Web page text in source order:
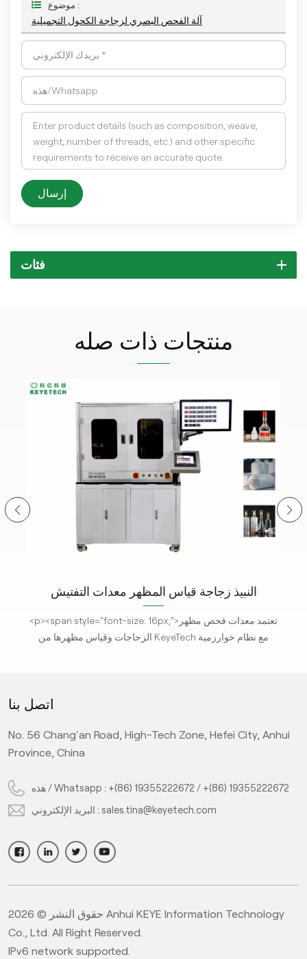
موضوع :
آلة الفحص البصري لزجاجة الكحول التجميلية
إرسال
فئات
منتجات ذات صله
النبيذ زجاجة قياس المظهر معدات التفتيش
<p><span style="font-size: 16px;">تعتمد معدات فحص مظهر
الزجاجات وقياس مظهرها من KeyeTech مع نظام خوارزمية
الطلب تصميم كمية الكاميرا، دقة 0.1 مم، وسرعة قابلة للتخصيص
الزجاجة وأسفلها وجسمها، واكتشف العيوب مثل البقع السوداء
والشوائب والشقوق والشقوق، وقم بإزالتها عبر الإنترنت.</span>
اتصل بنا
No. 56 Chang'an Road, High-Tech Zone, Hefei City, Anhui
Province, China
هذه / Whatsapp : +(86) 19355222672 / +(86) 19355222672
البريد الإلكتروني :sales.tina@keyetech.com
حقوق النشر © 2026 Anhui KEYE Information Technology
Co., Ltd. All Right Reserved.
IPv6 network supported.